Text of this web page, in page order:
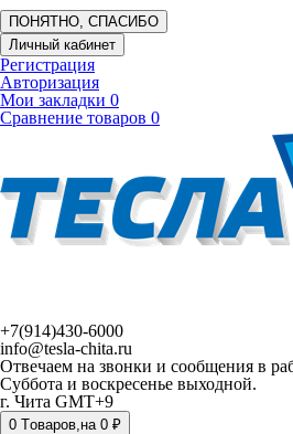
ПОНЯТНО, СПАСИБО
Личный кабинет
Регистрация
Авторизация
Мои закладки 0
Сравнение товаров 0
+7(914)430-6000
info@tesla-chita.ru
Отвечаем на звонки и сообщения в
Суббота и воскресенье выходной.
г. Чита GMT+9
0 Tоваров,на 0 ₽